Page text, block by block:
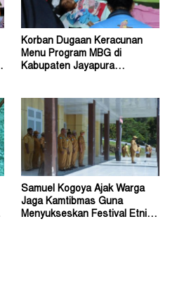
Korban Dugaan Keracunan
Menu Program MBG di
Kabupaten Jayapura
Samuel Kogoya Ajak Warga
Jaga Kamtibmas Guna
Menyukseskan Festival Etnik